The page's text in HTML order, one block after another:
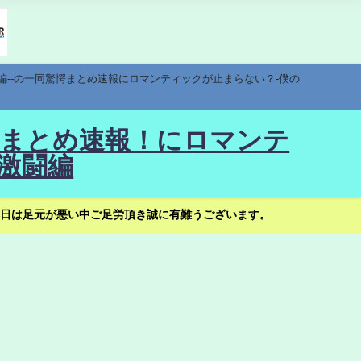
の一同驚愕まとめ速報にロマンティックが止まらない？-僕の
とめ速報！にロマンテ
闘編
足元が悪い中ご足労頂き誠に有難うございます。